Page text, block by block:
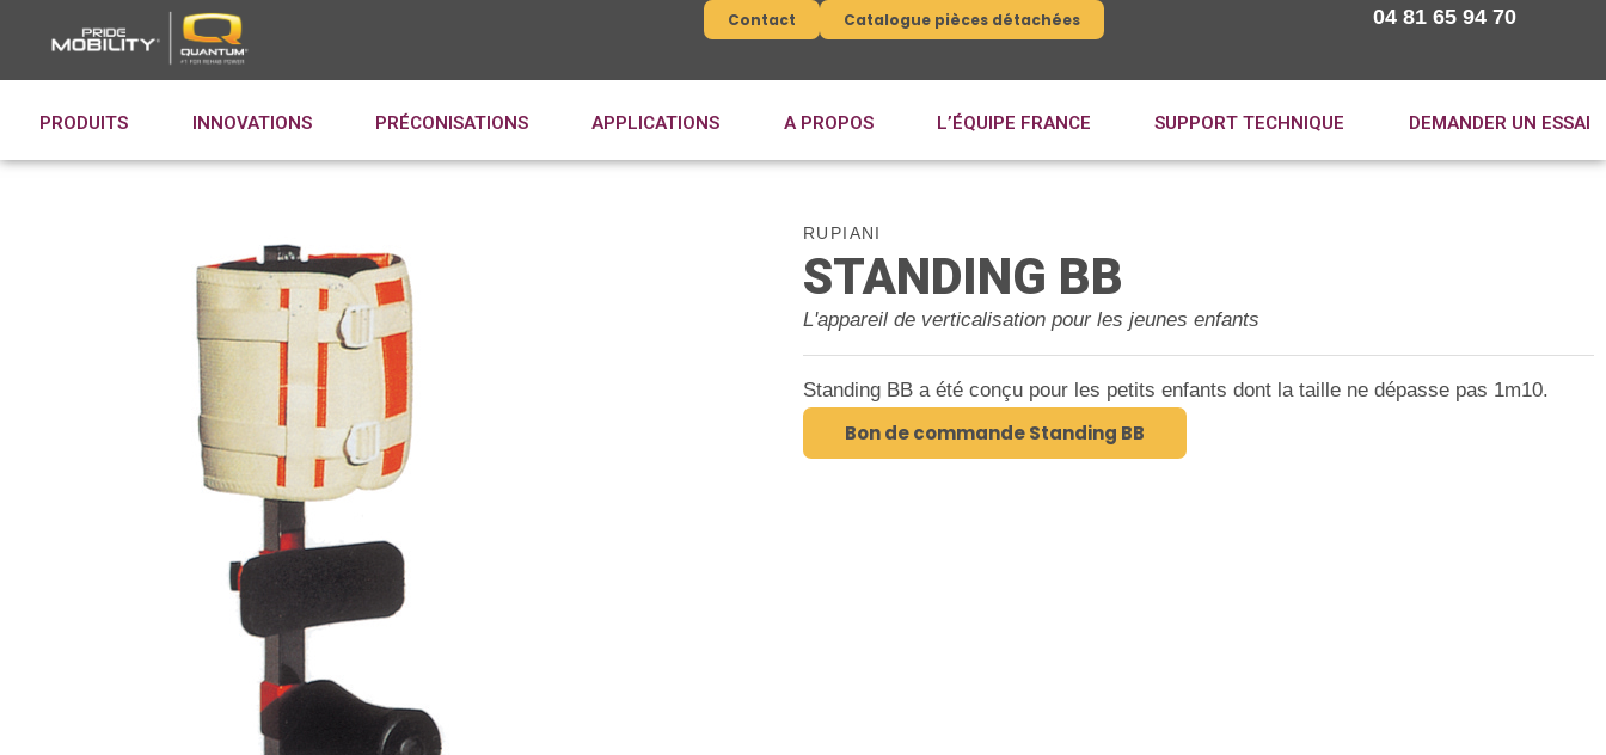
Contact Catalogue pièces détachées 04 81 65 94 70
PRODUITS INNOVATIONS PRÉCONISATIONS APPLICATIONS A PROPOS L’ÉQUIPE FRANCE SUPPORT TECHNIQUE DEMANDER UN ESSAI
RUPIANI
STANDING BB
L'appareil de verticalisation pour les jeunes enfants
Standing BB a été conçu pour les petits enfants dont la taille ne dépasse pas 1m10.
Bon de commande Standing BB